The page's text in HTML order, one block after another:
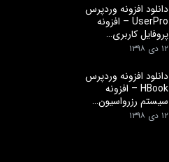
دانلود افزونه وردپرس
UserPro – افزونه
پروفایل کاربری…
۱۲ دی ۱۳۹۸
دانلود افزونه وردپرس
HBook – افزونه
سیستم رزرواسیون…
۱۲ دی ۱۳۹۸